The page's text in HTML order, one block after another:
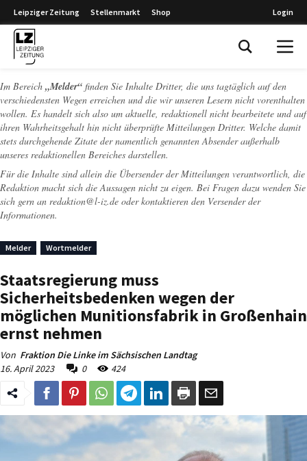
Leipziger Zeitung Stellenmarkt Shop Login
Im Bereich „Melder“ finden Sie Inhalte Dritter, die uns tagtäglich auf den
verschiedensten Wegen erreichen und die wir unseren Lesern nicht vorenthalten
wollen. Es handelt sich also um aktuelle, redaktionell nicht bearbeitete und auf
ihren Wahrheitsgehalt hin nicht überprüfte Mitteilungen Dritter. Welche damit
stets durchgehende Zitate der namentlich genannten Absender außerhalb
unseres redaktionellen Bereiches darstellen.
Für die Inhalte sind allein die Übersender der Mitteilungen verantwortlich, die
Redaktion macht sich die Aussagen nicht zu eigen. Bei Fragen dazu wenden Sie
sich gern an redaktion@l-iz.de oder kontaktieren den Versender der
Informationen.
Melder Wortmelder
Staatsregierung muss
Sicherheitsbedenken wegen der
möglichen Munitionsfabrik in Großenhain
ernst nehmen
Von Fraktion Die Linke im Sächsischen Landtag
16. April 2023
0 424